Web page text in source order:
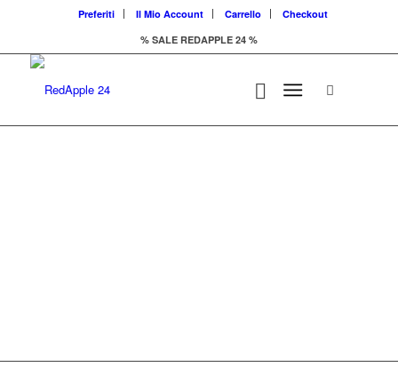
Preferiti Il Mio Account Carrello
Checkout
% SALE REDAPPLE 24 %